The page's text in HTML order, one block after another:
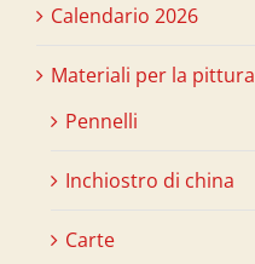
Calendario 2026
Materiali per la pittura
Pennelli
Inchiostro di china
Carte